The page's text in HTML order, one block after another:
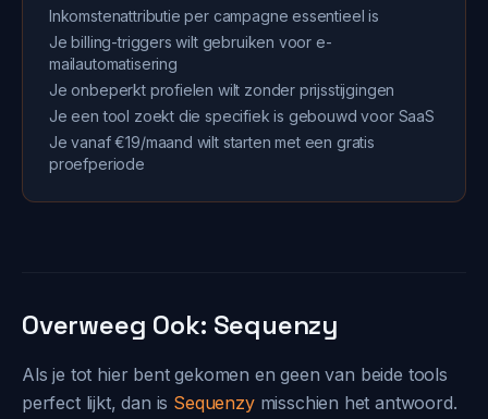
Inkomstenattributie per campagne essentieel is
Je billing-triggers wilt gebruiken voor e-
mailautomatisering
Je onbeperkt profielen wilt zonder prijsstijgingen
Je een tool zoekt die specifiek is gebouwd voor SaaS
Je vanaf €19/maand wilt starten met een gratis
proefperiode
Overweeg Ook: Sequenzy
Als je tot hier bent gekomen en geen van beide tools
perfect lijkt, dan is Sequenzymisschien het antwoord.